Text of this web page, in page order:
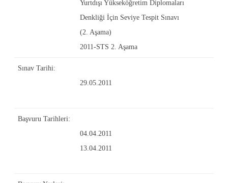
Yurtdışı Yükseköğretim Diplomaları
Denkliği İçin Seviye Tespit Sınavı
(2. Aşama)
2011-STS 2. Aşama
Sınav Tarihi:
29.05.2011
Başvuru Tarihleri:
04.04.2011
13.04.2011